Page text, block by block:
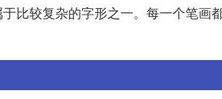
比较复杂的字形之一。每一个笔画